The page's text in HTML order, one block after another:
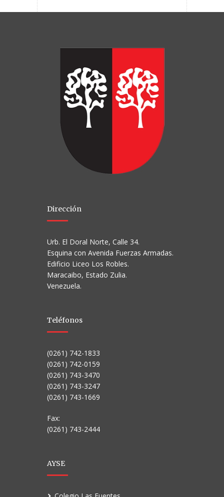
Dirección
Urb. El Doral Norte, Calle 34.
Esquina con Avenida Fuerzas Armadas.
Edificio Liceo Los Robles.
Maracaibo, Estado Zulia.
Venezuela.
Teléfonos
(0261) 742-1833
(0261) 742-0159
(0261) 743-3470
(0261) 743-3247
(0261) 743-1669
Fax:
(0261) 743-2444
AYSE